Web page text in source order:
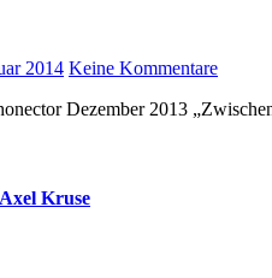
2014 Keine Kommentare
Dezember 2013
Kruse